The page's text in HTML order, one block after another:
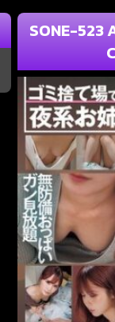
SONE-523